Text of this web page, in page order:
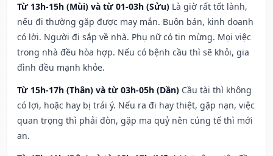
Từ 13h-15h (Mùi) và từ 01-03h (Sửu) Là giờ rất tốt lành,
nếu đi thường gặp được may mắn. Buôn bán, kinh doanh
có lời. Người đi sắp về nhà. Phụ nữ có tin mừng. Mọi việc
trong nhà đều hòa hợp. Nếu có bệnh cầu thì sẽ khỏi, gia
đình đều mạnh khỏe.
Từ 15h-17h (Thân) và từ 03h-05h (Dần) Cầu tài thì không
có lợi, hoặc hay bị trái ý. Nếu ra đi hay thiệt, gặp nạn, việc
quan trọng thì phải đòn, gặp ma quỷ nên cúng tế thì mới
an.